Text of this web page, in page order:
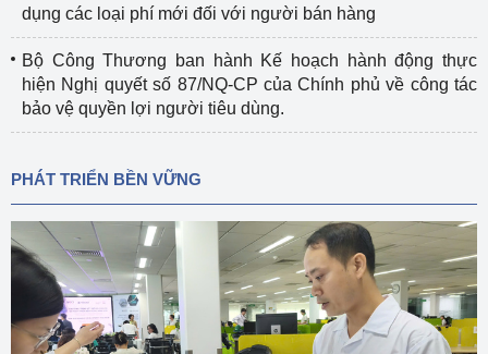
dụng các loại phí mới đối với người bán hàng
Bộ Công Thương ban hành Kế hoạch hành động thực
hiện Nghị quyết số 87/NQ-CP của Chính phủ về công tác
bảo vệ quyền lợi người tiêu dùng.
PHÁT TRIỂN BỀN VỮNG